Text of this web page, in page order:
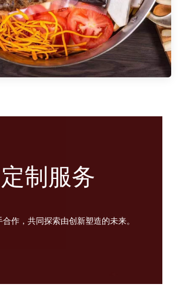
定制服务
作，共同探索由创新塑造的未来。